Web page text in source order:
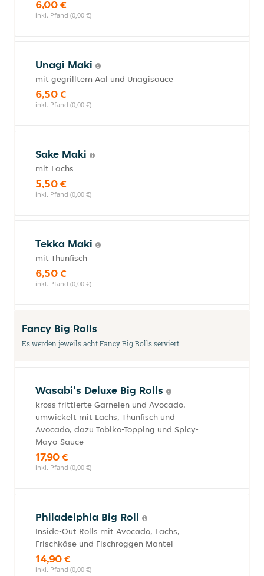
6,00 €
inkl. Pfand (0,00 €)
Unagi Maki
mit gegrilltem Aal und Unagisauce
6,50 €
inkl. Pfand (0,00 €)
Sake Maki
mit Lachs
5,50 €
inkl. Pfand (0,00 €)
Tekka Maki
mit Thunfisch
6,50 €
inkl. Pfand (0,00 €)
Fancy Big Rolls
Es werden jeweils acht Fancy Big Rolls serviert.
Wasabi's Deluxe Big Rolls
kross frittierte Garnelen und Avocado,
umwickelt mit Lachs, Thunfisch und
Avocado, dazu Tobiko-Topping und Spicy-
Mayo-Sauce
17,90 €
inkl. Pfand (0,00 €)
Philadelphia Big Roll
Inside-Out Rolls mit Avocado, Lachs,
Frischkäse und Fischroggen Mantel
14,90 €
inkl. Pfand (0,00 €)